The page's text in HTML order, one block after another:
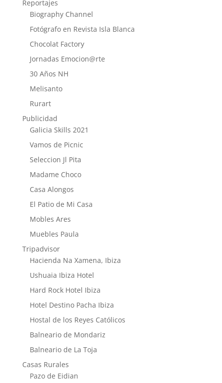
Reportajes
Biography Channel
Fotógrafo en Revista Isla Blanca
Chocolat Factory
Jornadas Emocion@rte
30 Años NH
Melisanto
Rurart
Publicidad
Galicia Skills 2021
Vamos de Picnic
Seleccion Jl Pita
Madame Choco
Casa Alongos
El Patio de Mi Casa
Mobles Ares
Muebles Paula
Tripadvisor
Hacienda Na Xamena, Ibiza
Ushuaia Ibiza Hotel
Hard Rock Hotel Ibiza
Hotel Destino Pacha Ibiza
Hostal de los Reyes Católicos
Balneario de Mondariz
Balneario de La Toja
Casas Rurales
Pazo de Eidian